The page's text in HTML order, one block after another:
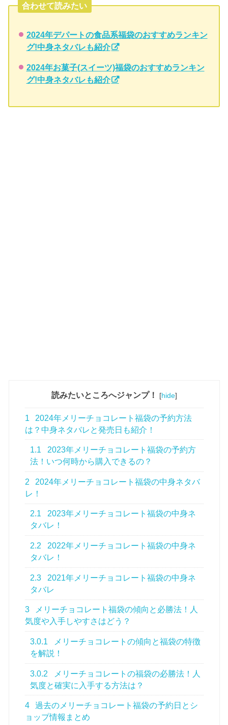
合わせて読みたい
2024年デパートの食品系福袋のおすすめランキン
グ!中身ネタバレも紹介
2024年お菓子(スイーツ)福袋のおすすめランキン
グ!中身ネタバレも紹介
読みたいところへジャンプ！ [hide]
1
2024年メリーチョコレート福袋の予約方法
は？中身ネタバレと発売日も紹介！
1.1
2023年メリーチョコレート福袋の予約方
法！いつ何時から購入できるの？
2
2024年メリーチョコレート福袋の中身ネタバ
レ！
2.1
2023年メリーチョコレート福袋の中身ネ
タバレ！
2.2
2022年メリーチョコレート福袋の中身ネ
タバレ！
2.3
2021年メリーチョコレート福袋の中身ネ
タバレ
3
メリーチョコレート福袋の傾向と必勝法！人
気度や入手しやすさはどう？
3.0.1
メリーチョコレートの傾向と福袋の特徴
を解説！
3.0.2
メリーチョコレートの福袋の必勝法！人
気度と確実に入手する方法は？
4
過去のメリーチョコレート福袋の予約日とシ
ョップ情報まとめ